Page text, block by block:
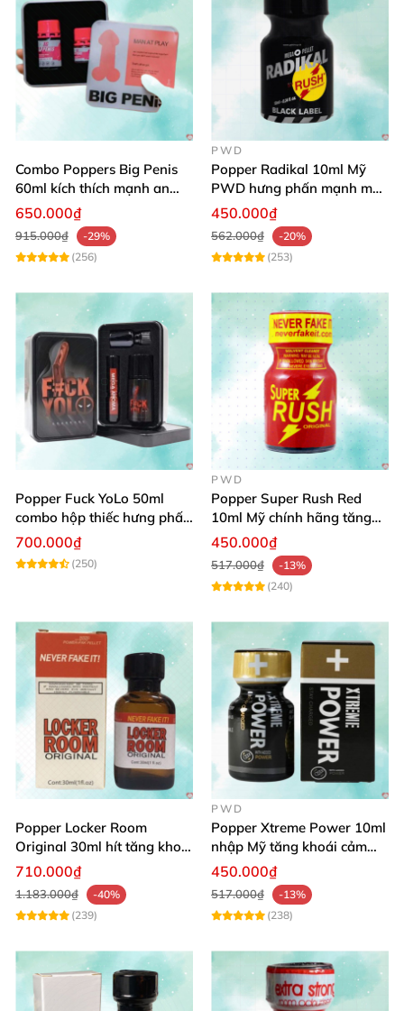
Combo Poppers Big Penis
60ml kích thích mạnh an
toàn cho cả Top Bot
650.000₫
915.000₫
-29%
(256)
PWD
Popper Radikal 10ml Mỹ
PWD hưng phấn mạnh mẽ,
ít tác dụng phụ
450.000₫
562.000₫
-20%
(253)
Popper Fuck YoLo 50ml
combo hộp thiếc hưng phấn
mạnh mẽ
700.000₫
(250)
PWD
Popper Super Rush Red
10ml Mỹ chính hãng tăng
khoái cảm nhanh
450.000₫
517.000₫
-13%
(240)
Popper Locker Room
Original 30ml hít tăng khoái
cảm Mỹ
710.000₫
1.183.000₫
-40%
(239)
PWD
Popper Xtreme Power 10ml
nhập Mỹ tăng khoái cảm
quan hệ hiệu quả nhanh
450.000₫
517.000₫
-13%
(238)